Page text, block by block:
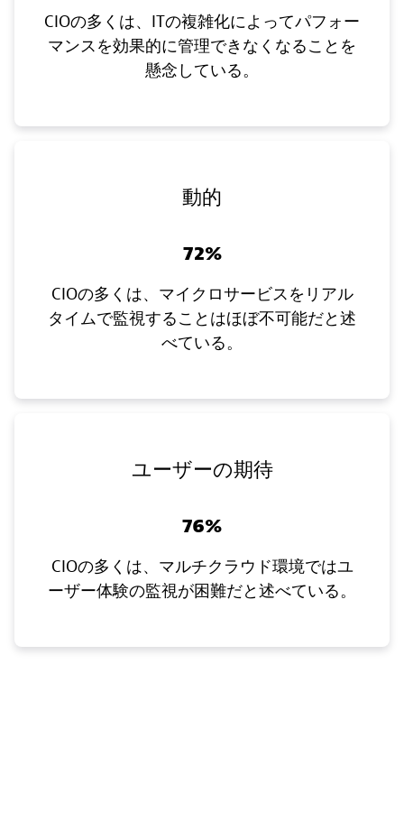
CIOの多くは、ITの複雑化によってパフォー
マンスを効果的に管理できなくなることを
懸念している。
動的
72%
CIOの多くは、マイクロサービスをリアル
タイムで監視することはほぼ不可能だと述
べている。
ユーザーの期待
76%
CIOの多くは、マルチクラウド環境ではユ
ーザー体験の監視が困難だと述べている。